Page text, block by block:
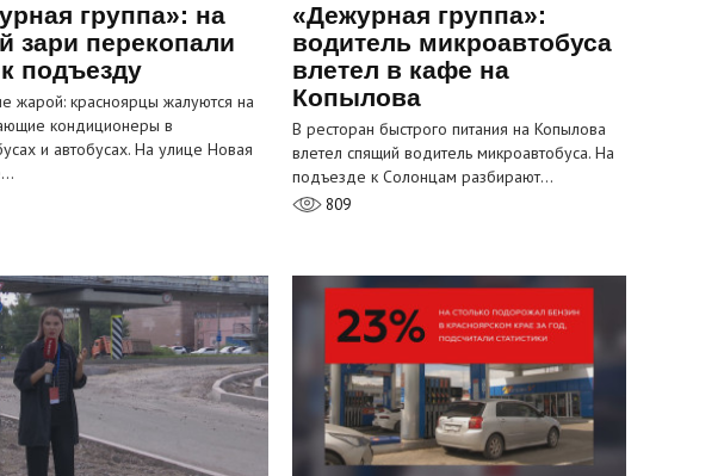
группа»: на
зари перекопали
подъезду
жарой: красноярцы жалуются на
кондиционеры в
и автобусах. На улице Новая
«Дежурная группа»:
водитель микроавтобуса
влетел в кафе на
Копылова
В ресторан быстрого питания на Копылова
влетел спящий водитель микроавтобуса. На
подъезде к Солонцам разбирают…
809